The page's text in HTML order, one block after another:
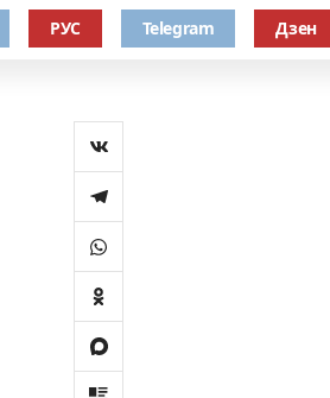
РУС Telegram Дзен